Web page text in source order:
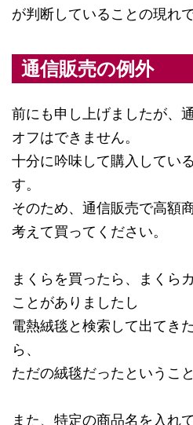
が判断していることの現れで
通信販売の例外
前にも申し上げましたが、
オフはできません。
十分に吟味して購入してい
す。
そのため、通信販売で高額
考えて買ってください。
まくらを買ったら、まくら
ことがありましたし
電熱絨毯と検索して出てき
ら、
ただの絨毯だったというこ
また、特定の商品名を入れ